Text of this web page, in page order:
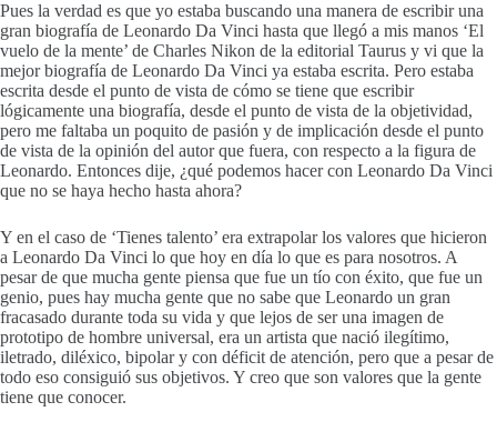
Pues la verdad es que yo estaba buscando una manera de escribir una
gran biografía de Leonardo Da Vinci hasta que llegó a mis manos ‘El
vuelo de la mente’ de Charles Nikon de la editorial Taurus y vi que la
mejor biografía de Leonardo Da Vinci ya estaba escrita. Pero estaba
escrita desde el punto de vista de cómo se tiene que escribir
lógicamente una biografía, desde el punto de vista de la objetividad,
pero me faltaba un poquito de pasión y de implicación desde el punto
de vista de la opinión del autor que fuera, con respecto a la figura de
Leonardo. Entonces dije, ¿qué podemos hacer con Leonardo Da Vinci
que no se haya hecho hasta ahora?
Y en el caso de ‘Tienes talento’ era extrapolar los valores que hicieron
a Leonardo Da Vinci lo que hoy en día lo que es para nosotros. A
pesar de que mucha gente piensa que fue un tío con éxito, que fue un
genio, pues hay mucha gente que no sabe que Leonardo un gran
fracasado durante toda su vida y que lejos de ser una imagen de
prototipo de hombre universal, era un artista que nació ilegítimo,
iletrado, diléxico, bipolar y con déficit de atención, pero que a pesar de
todo eso consiguió sus objetivos. Y creo que son valores que la gente
tiene que conocer.